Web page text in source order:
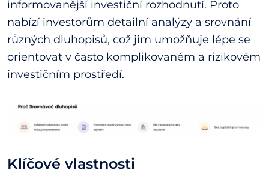
informovanější investiční rozhodnutí. Proto
nabízí investorům detailní analýzy a srovnání
různých dluhopisů, což jim umožňuje lépe se
orientovat v často komplikovaném a rizikovém
investičním prostředí.
Klíčové vlastnosti